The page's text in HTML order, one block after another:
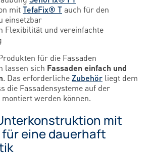
mitTefaFix® Tauch für den
einsetzbar
Flexibilität und vereinfachte
für die Fassaden
lassen sich Fassaden einfach und
. Das erforderlicheZubehör liegt dem
die Fassadensysteme auf der
werden können.
mit
für eine dauerhaft